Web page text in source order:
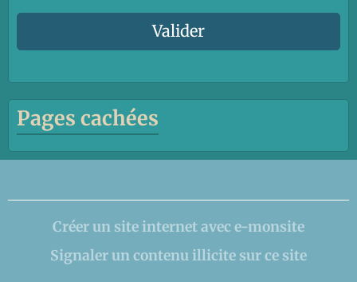
Valider
Pages cachées
Créer un site internet avec e-monsite
Signaler un contenu illicite sur ce site